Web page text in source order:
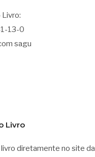
13-0
sagu
Livro
diretamente no site da